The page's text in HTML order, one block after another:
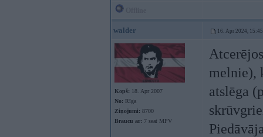
walder 16. Apr 2024, 15:45
Kopš: 18. Apr 2007
No: Rīga
Ziņojumi: 8700
Braucu ar: 7 seat MPV
melnie),
atslēga